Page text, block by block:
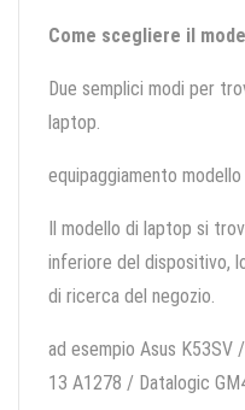
Come scegliere il
Due semplici modi per
laptop.
equipaggiamento modello
Il modello di laptop si
inferiore del dispositivo,
di ricerca del negozio.
ad esempio Asus K53SV
13 A1278 / Datalogic